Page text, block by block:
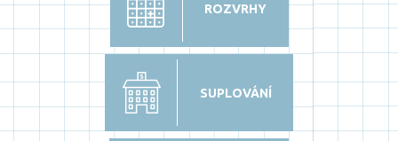
ROZVRHY
SUPLOVÁNÍ